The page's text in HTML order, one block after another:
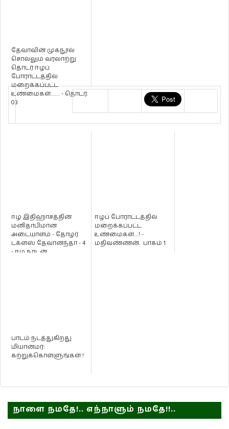
தேவாவின் முகநூல்
சொல்லும் வரலாற்று
தொடர் ஈழப்
போராட்டத்தில்
மறைக்கப்பட்ட
உண்மைகள்…… - தொடர்.
03
ஈழ இதிஹாசத்தின்
மனிதாபிமான
அடையாளம் - தோழர்
டக்ளஸ் தேவானந்தா - 4
- ஈழ நாடன்
ஈழப் போராட்டத்தில்
மறைக்கப்பட்ட
உண்மைகள்…! -
மதிவண்ணன். பாகம் 1
பாடம் ந‌டத்துகிறது
மியான்மர்:
கற்றுக்கொள்ளுங்கள் !
நாளை நமதே!.. எந்நாளும் நமதே!!..